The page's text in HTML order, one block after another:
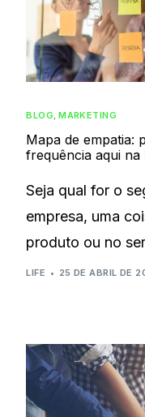
BLOG ,MARKETING
Mapa de empatia:
frequência aqui na
Seja qual for o
empresa, uma
produto ou no
LIFE 25 DE ABRIL DE